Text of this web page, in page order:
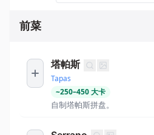
前菜
塔帕斯
Tapas
~250–450大卡
自制塔帕斯拼盘。